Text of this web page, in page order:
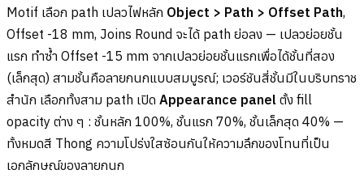
Motif เลือก path เปลวไฟหลัก Object > Path > Offset Path,
Offset -18 mm, Joins Round จะได้ path ย่อลง — เปลวย่อยชั้น
แรก ทำซ้ำ Offset -15 mm จากเปลวย่อยชั้นแรกเพื่อได้ชั้นที่สอง
(เล็กสุด) สามชั้นคือลายกนกแบบสมบูรณ์; เวอร์ชันสี่ชั้นมีในบริบทราช
สำนัก เลือกทั้งสาม path เปิด Appearance panel ตั้ง fill
opacity ต่าง ๆ : ชั้นหลัก 100%, ชั้นแรก 70%, ชั้นเล็กสุด 40% —
ทั้งหมดสี Thong ความโปร่งใสซ้อนกันให้ความลึกของโทนที่เป็น
เอกลักษณ์ของลายกนก